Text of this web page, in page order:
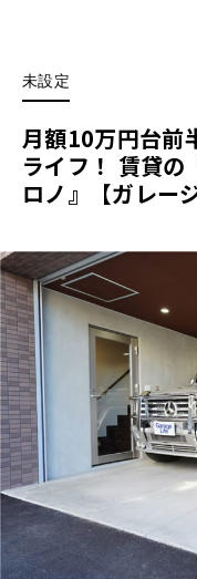
未設定
月額10万円台前
ライフ！ 賃貸の
ロノ』【ガレー